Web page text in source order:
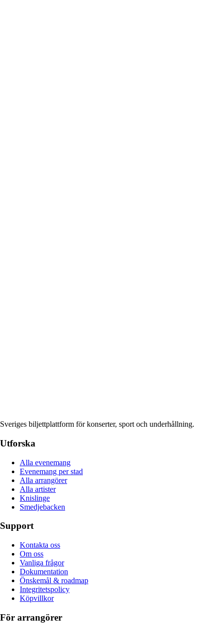
Sveriges biljettplattform för konserter, sport och underhållning.
Utforska
Alla evenemang
Evenemang per stad
Alla arrangörer
Alla artister
Knislinge
Smedjebacken
Support
Kontakta oss
Om oss
Vanliga frågor
Dokumentation
Önskemål & roadmap
Integritetspolicy
Köpvillkor
För arrangörer